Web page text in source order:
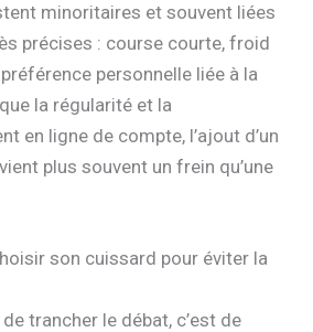
minoritaires et souvent liées
précises : course courte, froid
personnelle liée à la
la régularité et la
en ligne de compte, l’ajout d’un
plus souvent un frein qu’une
son cuissard pour éviter la
trancher le débat, c’est de